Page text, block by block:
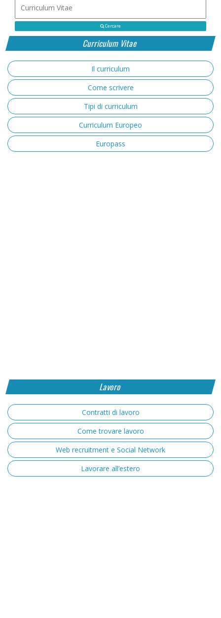
Cercare
Curriculum Vitae
Il curriculum
Come scrivere
Tipi di curriculum
Curriculum Europeo
Europass
Lavoro
Contratti di lavoro
Come trovare lavoro
Web recruitment e Social Network
Lavorare all’estero